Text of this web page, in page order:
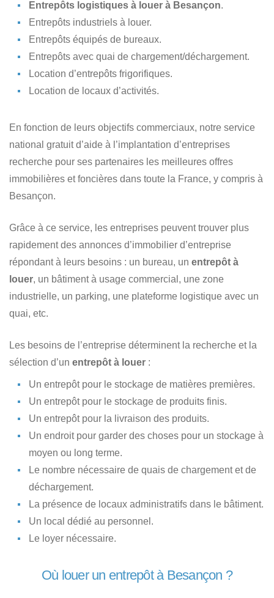
Entrepôts logistiques à louer à Besançon.
Entrepôts industriels à louer.
Entrepôts équipés de bureaux.
Entrepôts avec quai de chargement/déchargement.
Location d’entrepôts frigorifiques.
Location de locaux d’activités.
En fonction de leurs objectifs commerciaux, notre service
national gratuit d’aide à l’implantation d’entreprises
recherche pour ses partenaires les meilleures offres
immobilières et foncières dans toute la France, y compris à
Besançon.
Grâce à ce service, les entreprises peuvent trouver plus
rapidement des annonces d’immobilier d’entreprise
répondant à leurs besoins : un bureau, un entrepôt à
louer, un bâtiment à usage commercial, une zone
industrielle, un parking, une plateforme logistique avec un
quai, etc.
Les besoins de l’entreprise déterminent la recherche et la
sélection d’un entrepôt à louer :
Un entrepôt pour le stockage de matières premières.
Un entrepôt pour le stockage de produits finis.
Un entrepôt pour la livraison des produits.
Un endroit pour garder des choses pour un stockage à
moyen ou long terme.
Le nombre nécessaire de quais de chargement et de
déchargement.
La présence de locaux administratifs dans le bâtiment.
Un local dédié au personnel.
Le loyer nécessaire.
Où louer un entrepôt à Besançon ?